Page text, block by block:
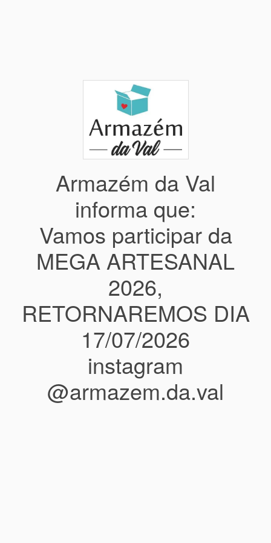
Armazém da Val
informa que:
Vamos participar da
MEGA ARTESANAL
2026,
RETORNAREMOS DIA
17/07/2026
instagram
@armazem.da.val